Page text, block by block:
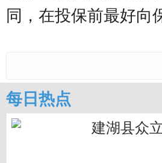
同，在投保前最好向
每日热点
建湖县众